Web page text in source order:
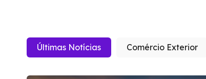
Últimas Notícias Comércio Exterior